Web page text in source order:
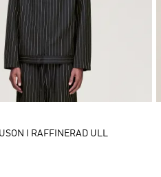
I RAFFINERAD ULL